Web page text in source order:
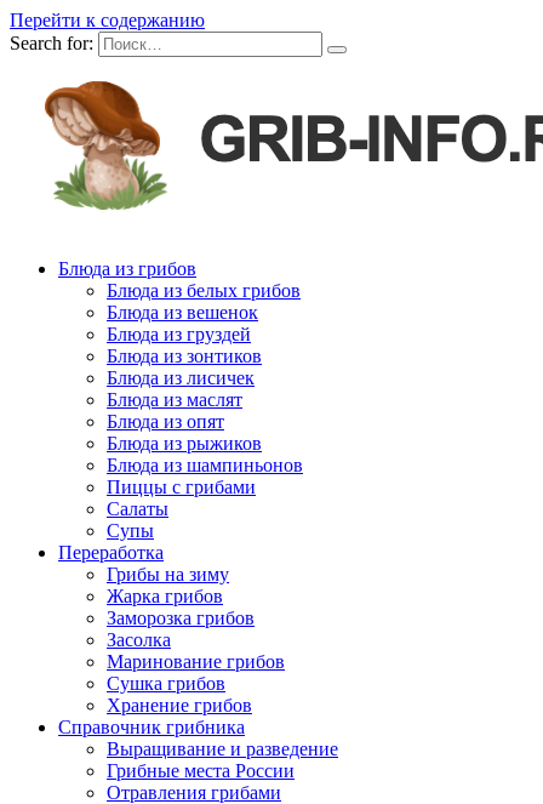
Перейти к содержанию
Search for:
Блюда из грибов
Блюда из белых грибов
Блюда из вешенок
Блюда из груздей
Блюда из зонтиков
Блюда из лисичек
Блюда из маслят
Блюда из опят
Блюда из рыжиков
Блюда из шампиньонов
Пиццы с грибами
Салаты
Супы
Переработка
Грибы на зиму
Жарка грибов
Заморозка грибов
Засолка
Маринование грибов
Сушка грибов
Хранение грибов
Справочник грибника
Выращивание и разведение
Грибные места России
Отравления грибами